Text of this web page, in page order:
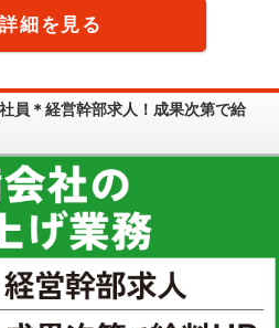
詳細を見る
員＊経営幹部求人！成果次第で給